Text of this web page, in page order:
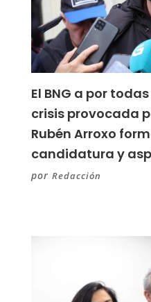
El BNG a por
crisis provocada
Rubén Arroxo
candidatura y
por Redacción